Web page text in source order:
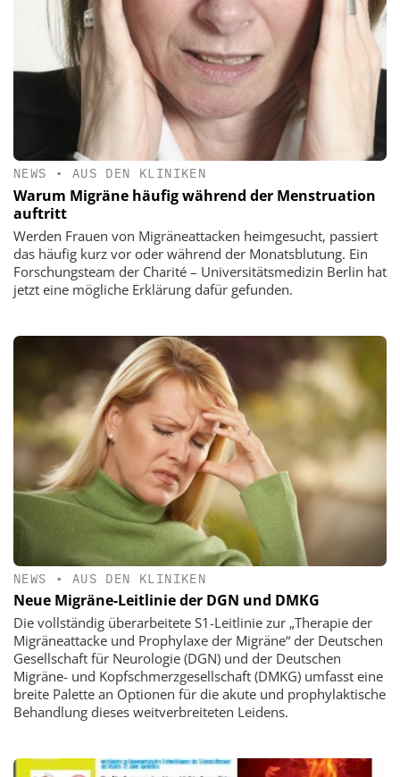
NEWS • AUS DEN KLINIKEN
Warum Migräne häufig während der Menstruation
auftritt
Werden Frauen von Migräneattacken heimgesucht, passiert
das häufig kurz vor oder während der Monatsblutung. Ein
Forschungsteam der Charité – Universitätsmedizin Berlin hat
jetzt eine mögliche Erklärung dafür gefunden.
NEWS • AUS DEN KLINIKEN
Neue Migräne-Leitlinie der DGN und DMKG
Die vollständig überarbeitete S1-Leitlinie zur „Therapie der
Migräneattacke und Prophylaxe der Migräne“ der Deutschen
Gesellschaft für Neurologie (DGN) und der Deutschen
Migräne- und Kopfschmerzgesellschaft (DMKG) umfasst eine
breite Palette an Optionen für die akute und prophylaktische
Behandlung dieses weitverbreiteten Leidens.